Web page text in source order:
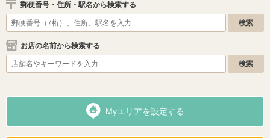
郵便番号・住所・駅名から検索する
お店の名前から検索する
Myエリアを設定する